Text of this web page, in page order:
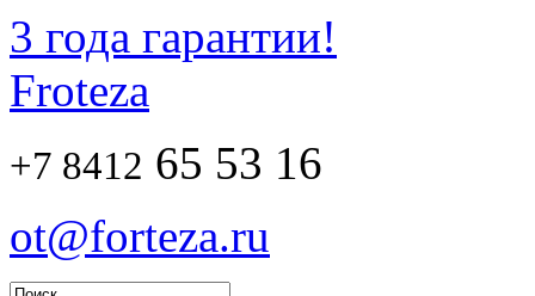
3 года гарантии!
Froteza
+7 8412 65 53 16
ot@forteza.ru